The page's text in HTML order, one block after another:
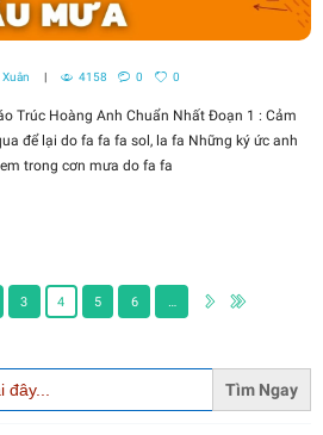
Xuân 4158 0 0
Trúc Hoàng Anh Chuẩn Nhất Đoạn 1 : Cảm
để lại do fa fa fa sol, la fa Những ký ức anh
trong cơn mưa do fa fa
3 4 5 6 …